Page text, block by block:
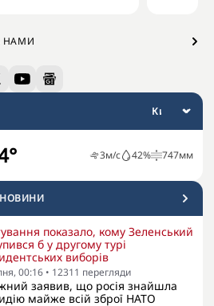
НАМИ
3м/с 42% 747мм
показало, кому Зеленський
б у другому турі
виборів
00:16 • 12311 перегляди
заявив, що росія знайшла
майже всій зброї НАТО